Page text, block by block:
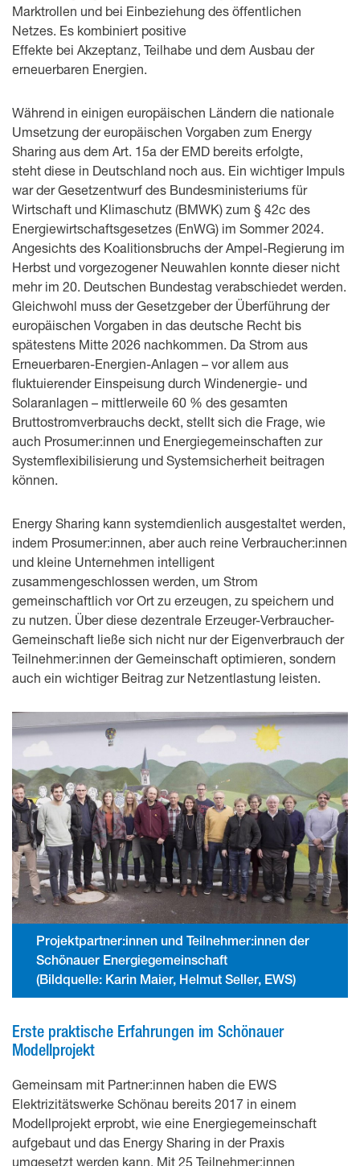
Marktrollen und bei Einbeziehung des öffentlichen
Netzes. Es kombiniert positive
Effekte bei Akzeptanz, Teilhabe und dem Ausbau der
erneuerbaren Energien.
Während in einigen europäischen Ländern die nationale
Umsetzung der europäischen Vorgaben zum Energy
Sharing aus dem Art. 15a der EMD bereits erfolgte,
steht diese in Deutschland noch aus. Ein wichtiger Impuls
war der Gesetzentwurf des Bundesministeriums für
Wirtschaft und Klimaschutz (BMWK) zum § 42c des
Energiewirtschaftsgesetzes (EnWG) im Sommer 2024.
Angesichts des Koalitionsbruchs der Ampel-Regierung im
Herbst und vorgezogener Neuwahlen konnte dieser nicht
mehr im 20. Deutschen Bundestag verabschiedet werden.
Gleichwohl muss der Gesetzgeber der Überführung der
europäischen Vorgaben in das deutsche Recht bis
spätestens Mitte 2026 nachkommen. Da Strom aus
Erneuerbaren-Energien-Anlagen – vor allem aus
fluktuierender Einspeisung durch Windenergie- und
Solaranlagen – mittlerweile 60 % des gesamten
Bruttostromverbrauchs deckt, stellt sich die Frage, wie
auch Prosumer:innen und Energiegemeinschaften zur
Systemflexibilisierung und Systemsicherheit beitragen
können.
Energy Sharing kann systemdienlich ausgestaltet werden,
indem Prosumer:innen, aber auch reine Verbraucher:innen
und kleine Unternehmen intelligent
zusammengeschlossen werden, um Strom
gemeinschaftlich vor Ort zu erzeugen, zu speichern und
zu nutzen. Über diese dezentrale Erzeuger-Verbraucher-
Gemeinschaft ließe sich nicht nur der Eigenverbrauch der
Teilnehmer:innen der Gemeinschaft optimieren, sondern
auch ein wichtiger Beitrag zur Netzentlastung leisten.
Projektpartner:innen und Teilnehmer:innen der
Schönauer Energiegemeinschaft
(Bildquelle: Karin Maier, Helmut Seller, EWS)
Erste praktische Erfahrungen im Schönauer
Modellprojekt
Gemeinsam mit Partner:innen haben die EWS
Elektrizitätswerke Schönau bereits 2017 in einem
Modellprojekt erprobt, wie eine Energiegemeinschaft
aufgebaut und das Energy Sharing in der Praxis
umgesetzt werden kann. Mit 25 Teilnehmer:innen